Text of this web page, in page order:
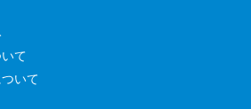
て
いて